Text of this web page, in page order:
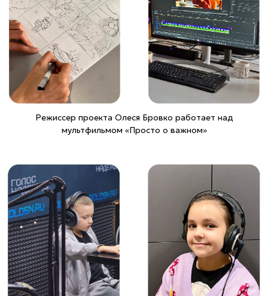
Мультфильм «Евангелие для детей»
«Евангелие для детей» — новый анимационный сериал о
жизни Иисуса Христа. Он продолжит цикл «Библейские
Это был непростой путь, но положительные отзывы юных
зрителей и их родителей подтверждают, что всё было не зря.
Ученики Заокской христианской школы озвучивают героев
мультфильма